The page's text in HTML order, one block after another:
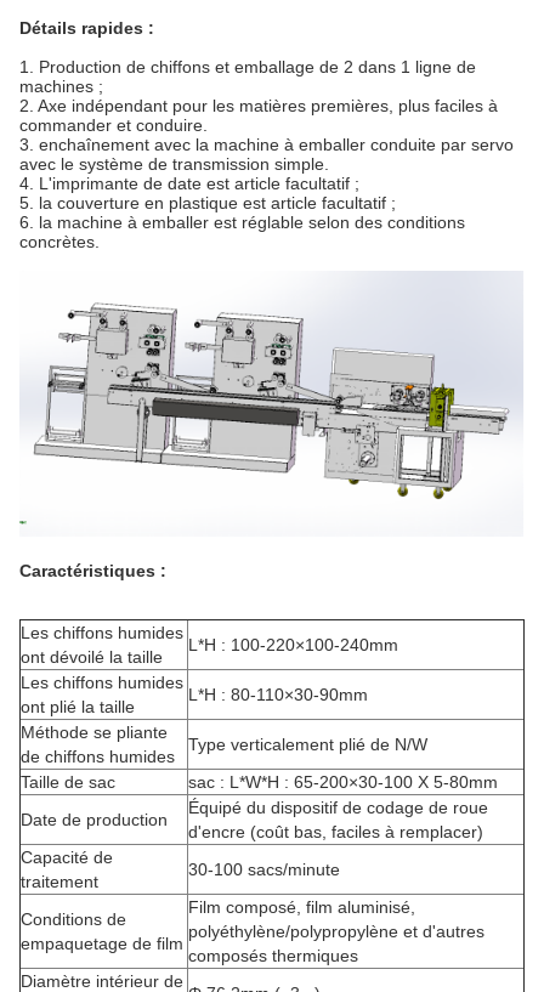
Détails rapides :
1. Production de chiffons et emballage de 2 dans 1 ligne de
machines ;
2. Axe indépendant pour les matières premières, plus faciles à
commander et conduire.
3. enchaînement avec la machine à emballer conduite par servo
avec le système de transmission simple.
4. L'imprimante de date est article facultatif ;
5. la couverture en plastique est article facultatif ;
6. la machine à emballer est réglable selon des conditions
concrètes.
Caractéristiques :
Les chiffons humides
ont dévoilé la taille
L*H : 100-220×100-240mm
Les chiffons humides
ont plié la taille
L*H : 80-110×30-90mm
Méthode se pliante
de chiffons humides
Type verticalement plié de N/W
Taille de sac
sac : L*W*H : 65-200×30-100 X 5-80mm
Date de production
Équipé du dispositif de codage de roue
d'encre (coût bas, faciles à remplacer)
Capacité de
traitement
30-100 sacs/minute
Conditions de
empaquetage de film
Film composé, film aluminisé,
polyéthylène/polypropylène et d'autres
composés thermiques
Diamètre intérieur de